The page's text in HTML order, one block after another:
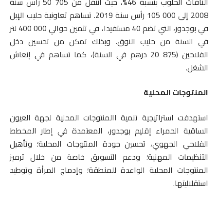
2008 إلى 000 105 رأس سنة 2019. تساهم تعاونية حليب الإبل
في بوجدور، التي تضم 40 مستفيدا، في تثمين حوالي 000 400 لتر
في السنة من حليب النوق. وبذلك تمكن من تحسين دخل
الفلاحين (875 20 درهم في السنة)، كما تساهم في إنعاش
الشغل.
المنتوجات المحلية
استهدفت استراتيجية تنمية االمنتوجات المحلية لجهة العيون
الساقية الحمراء إقليم بوجدور، المعتمدة في إطار المخطط
الفلاحي الجهوي، تحسين جودة المنتوجات المحلية؛ وتأهيل
التنظيمات المهنية؛ ودعم التسويق خاصة من خلال ترميز
المنتوجات المحلية الواعدة للمنطقة؛ وإدماج المرأة وتوطيد
استقلاليتها.